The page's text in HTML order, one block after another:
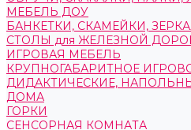
МЕБЕЛЬ ДОУ
БАНКЕТКИ, СКАМЕЙКИ,
СТОЛЫ для ЖЕЛЕЗНОЙ
ИГРОВАЯ МЕБЕЛЬ
КРУПНОГАБАРИТНОЕ
ДИДАКТИЧЕСКИЕ,
ДОМА
ГОРКИ
СЕНСОРНАЯ КОМНАТА